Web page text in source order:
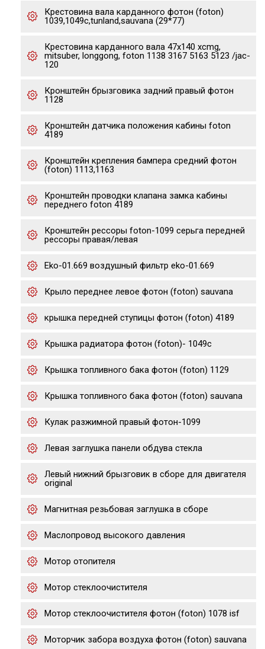
Крестовина вала карданного фотон (foton)
1039,1049с,tunland,sauvana (29*77)
Крестовина карданного вала 47x140 xcmg,
mitsuber, longgong, foton 1138 3167 5163 5123 /jac-
120
Кронштейн брызговика задний правый фотон
1128
Кронштейн датчика положения кабины foton
4189
Кронштейн крепления бампера средний фотон
(foton) 1113,1163
Кронштейн проводки клапана замка кабины
переднего foton 4189
Кронштейн рессоры foton-1099 серьга передней
рессоры правая/левая
Eko-01.669 воздушный фильтр eko-01.669
Крыло переднее левое фотон (foton) sauvana
крышка передней ступицы фотон (foton) 4189
Крышка радиатора фотон (foton)- 1049с
Крышка топливного бака фотон (foton) 1129
Крышка топливного бака фотон (foton) sauvana
Кулак разжимной правый фотон-1099
Левая заглушка панели обдува стекла
Левый нижний брызговик в сборе для двигателя
original
Магнитная резьбовая заглушка в сборе
Маслопровод высокого давления
Мотор отопителя
Мотор стеклоочистителя
Мотор стеклоочистителя фотон (foton) 1078 isf
Моторчик забора воздуха фотон (foton) sauvana